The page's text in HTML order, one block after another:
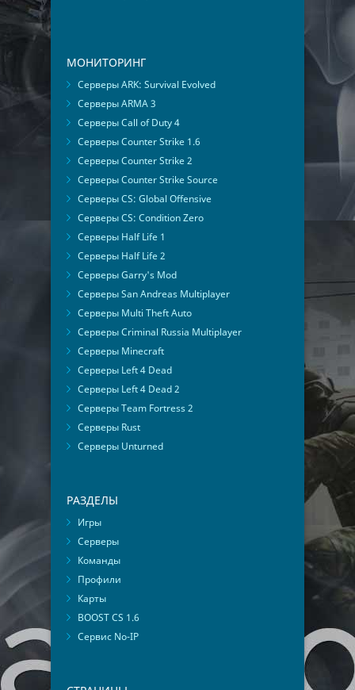
МОНИТОРИНГ
Серверы ARK: Survival Evolved
Серверы ARMA 3
Серверы Call of Duty 4
Серверы Counter Strike 1.6
Серверы Counter Strike 2
Серверы Counter Strike Source
Серверы CS: Global Offensive
Серверы CS: Condition Zero
Серверы Half Life 1
Серверы Half Life 2
Серверы Garry's Mod
Серверы San Andreas Multiplayer
Серверы Multi Theft Auto
Серверы Criminal Russia Multiplayer
Серверы Minecraft
Серверы Left 4 Dead
Серверы Left 4 Dead 2
Серверы Team Fortress 2
Серверы Rust
Серверы Unturned
РАЗДЕЛЫ
Игры
Серверы
Команды
Профили
Карты
BOOST CS 1.6
Сервис No-IP